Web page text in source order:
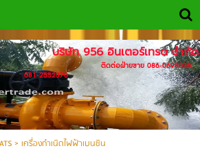
บริษัท 956 อินเตอร์เทรด จำกัด
าย 086-0698038,
081-2552370
> เครื่องกำเนิดไฟฟ้าเบนซิน